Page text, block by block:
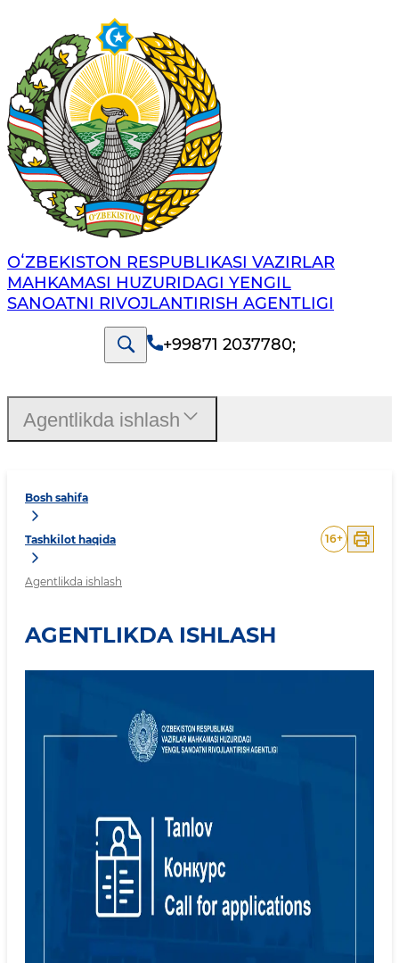
OʻZBEKISTON RESPUBLIKASI VAZIRLAR
MAHKAMASI HUZURIDAGI YENGIL
SANOATNI RIVOJLANTIRISH AGENTLIGI
+99871 2037780;
Bosh sahifa
Tashkilot haqida
Agentlikda ishlash
16+
AGENTLIKDA ISHLASH
Agentlikda ishlash